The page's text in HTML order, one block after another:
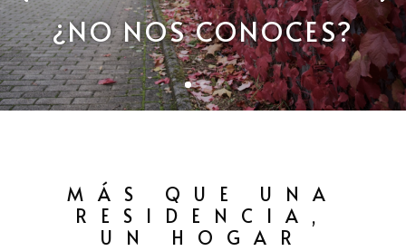
¿NO NOS CONOCES?
MÁS QUE UNA
RESIDENCIA,
UN HOGAR